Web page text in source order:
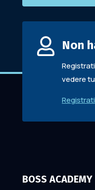
 Non
vedere
Registrati
BOSS ACADEMY